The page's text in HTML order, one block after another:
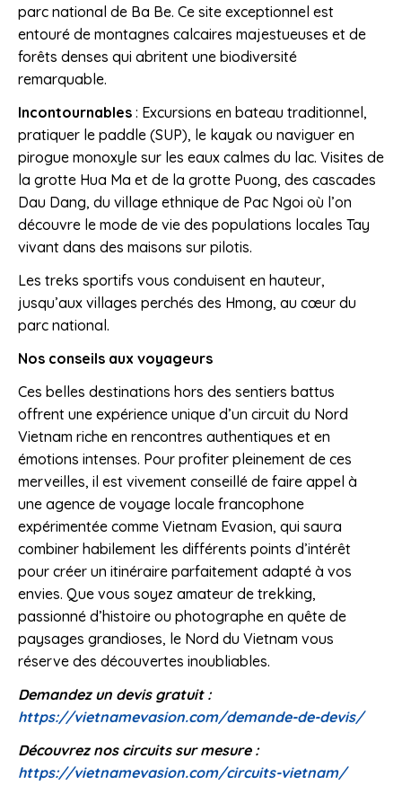
parc national de Ba Be. Ce site exceptionnel est
entouré de montagnes calcaires majestueuses et de
forêts denses qui abritent une biodiversité
remarquable.
Incontournables : Excursions en bateau traditionnel,
pratiquer le paddle (SUP), le kayak ou naviguer en
pirogue monoxyle sur les eaux calmes du lac. Visites de
la grotte Hua Ma et de la grotte Puong, des cascades
Dau Dang, du village ethnique de Pac Ngoi où l’on
découvre le mode de vie des populations locales Tay
vivant dans des maisons sur pilotis.
Les treks sportifs vous conduisent en hauteur,
jusqu’aux villages perchés des Hmong, au cœur du
parc national.
Nos conseils aux voyageurs
Ces belles destinations hors des sentiers battus
offrent une expérience unique d’un circuit du Nord
Vietnam riche en rencontres authentiques et en
émotions intenses. Pour profiter pleinement de ces
merveilles, il est vivement conseillé de faire appel à
une agence de voyage locale francophone
expérimentée comme Vietnam Evasion, qui saura
combiner habilement les différents points d’intérêt
pour créer un itinéraire parfaitement adapté à vos
envies. Que vous soyez amateur de trekking,
passionné d’histoire ou photographe en quête de
paysages grandioses, le Nord du Vietnam vous
réserve des découvertes inoubliables.
Demandez un devis gratuit :
https://vietnamevasion.com/demande-de-devis/
Découvrez nos circuits sur mesure :
https://vietnamevasion.com/circuits-vietnam/